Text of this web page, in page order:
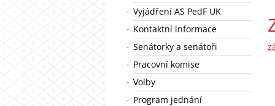
Vyjádření AS PedF UK
Kontaktní informace
Senátorky a senátoři
Pracovní komise
Volby
Program jednání